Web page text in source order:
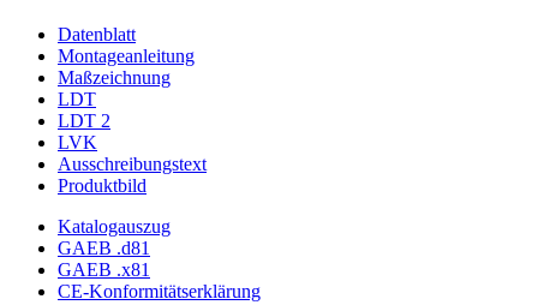
Datenblatt
Montageanleitung
Maßzeichnung
LDT
LDT 2
LVK
Ausschreibungstext
Produktbild
Katalogauszug
GAEB .d81
GAEB .x81
CE-Konformitätserklärung